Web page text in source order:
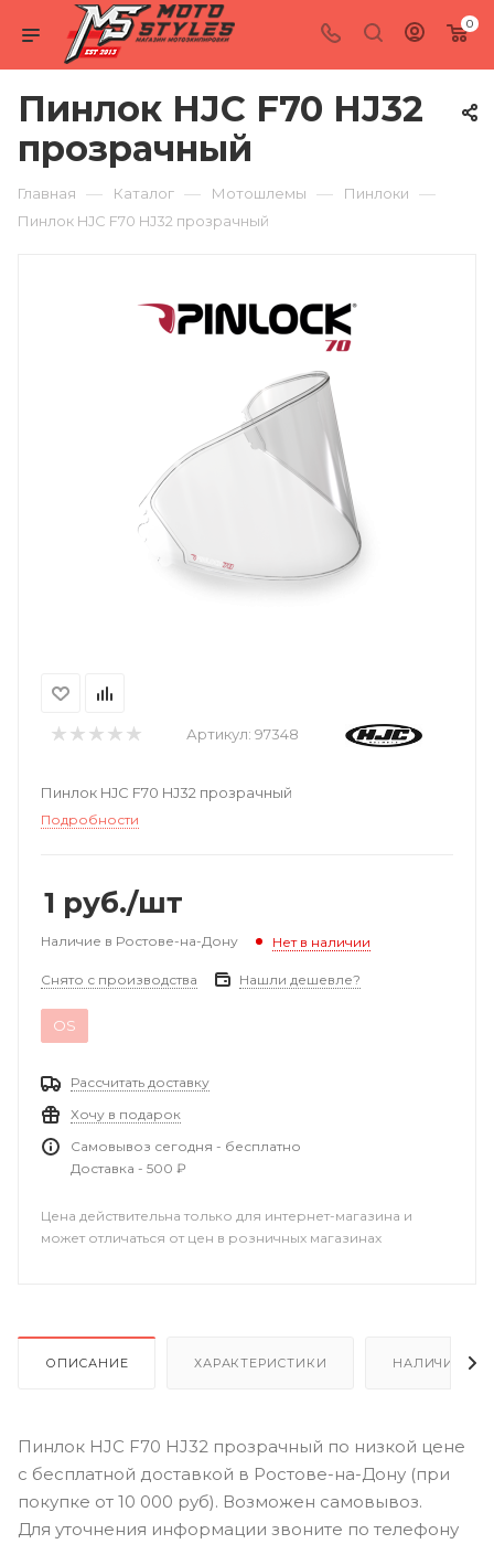
0
Пинлок HJC F70 HJ32
прозрачный
Главная — Каталог — Мотошлемы — Пинлоки —
Пинлок HJC F70 HJ32 прозрачный
Артикул: 97348
Пинлок HJC F70 HJ32 прозрачный
Подробности
1 руб./шт
Наличие в Ростове-на-Дону Нет в наличии
Снято с производства Нашли дешевле?
OS
Рассчитать доставку
Хочу в подарок
Самовывоз сегодня - бесплатно
Доставка - 500 ₽
Цена действительна только для интернет-магазина и
может отличаться от цен в розничных магазинах
ОПИСАНИЕ ХАРАКТЕРИСТИКИ НАЛИЧИЕ В
Пинлок HJC F70 HJ32 прозрачный по низкой цене
с бесплатной доставкой в Ростове-на-Дону (при
покупке от 10 000 руб). Возможен самовывоз.
Для уточнения информации звоните по телефону